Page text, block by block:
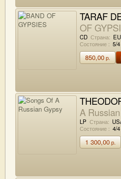
TARAF
OF
CD Страна: EU
Состояние : 5/4
850,00р.
A
LP Страна:
Состояние : 4/4
1 300,00р.